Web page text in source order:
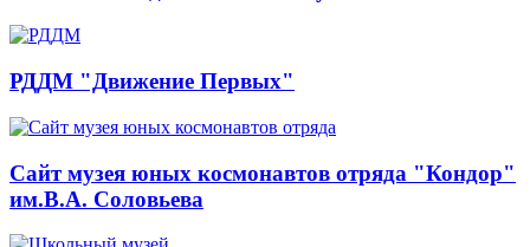
РДДМ "Движение Первых"
Сайт музея юных космонавтов отряда "Кондор"
им.В.А. Соловьева